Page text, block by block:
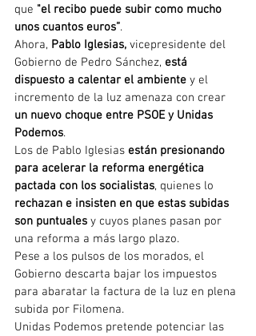
que "el recibo puede subir como mucho
unos cuantos euros”.
Ahora, Pablo Iglesias, vicepresidente del
Gobierno de Pedro Sánchez, está
dispuesto a calentar el ambiente y el
incremento de la luz amenaza con crear
un nuevo choque entre PSOE y Unidas
Podemos.
Los de Pablo Iglesias están presionando
para acelerar la reforma energética
pactada con los socialistas, quienes lo
rechazan e insisten en que estas subidas
son puntuales y cuyos planes pasan por
una reforma a más largo plazo.
Pese a los pulsos de los morados, el
Gobierno descarta bajar los impuestos
para abaratar la factura de la luz en plena
subida por Filomena.
Unidas Podemos pretende potenciar las